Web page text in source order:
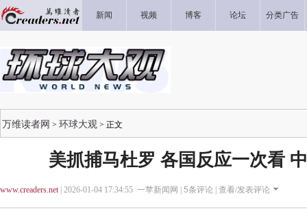
新闻 视频 博客 论坛 分类广告
万维读者网 > 环球大观 > 正文
美抓捕马杜罗 各国反应一次看
www.creaders.net| 2026-01-04 17:34:55 一苹新闻网 | 5条评论 | 查看/发表评论